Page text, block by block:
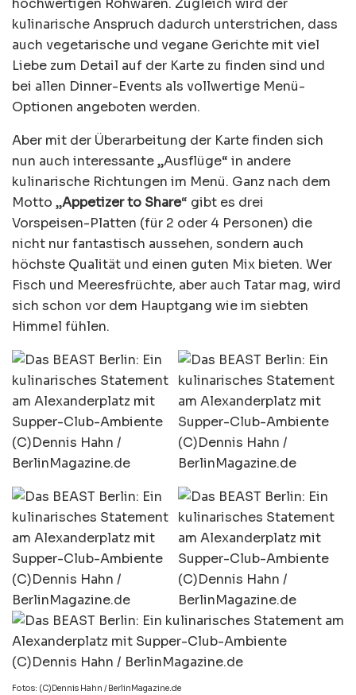
hochwertigen Rohwaren. Zugleich wird der
kulinarische Anspruch dadurch unterstrichen, dass
auch vegetarische und vegane Gerichte mit viel
Liebe zum Detail auf der Karte zu finden sind und
bei allen Dinner-Events als vollwertige Menü-
Optionen angeboten werden.
Aber mit der Überarbeitung der Karte finden sich
nun auch interessante „Ausflüge“ in andere
kulinarische Richtungen im Menü. Ganz nach dem
Motto „Appetizer to Share“ gibt es drei
Vorspeisen-Platten (für 2 oder 4 Personen) die
nicht nur fantastisch aussehen, sondern auch
höchste Qualität und einen guten Mix bieten. Wer
Fisch und Meeresfrüchte, aber auch Tatar mag, wird
sich schon vor dem Hauptgang wie im siebten
Himmel fühlen.
Fotos: (C)Dennis Hahn / BerlinMagazine.de